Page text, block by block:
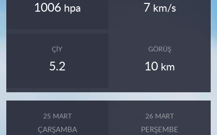
1006 hpa 7 km/s
ÇIY
5.2
GÖRÜŞ
10 km
25 MART
ÇARŞAMBA
26 MART
PERŞEMBE